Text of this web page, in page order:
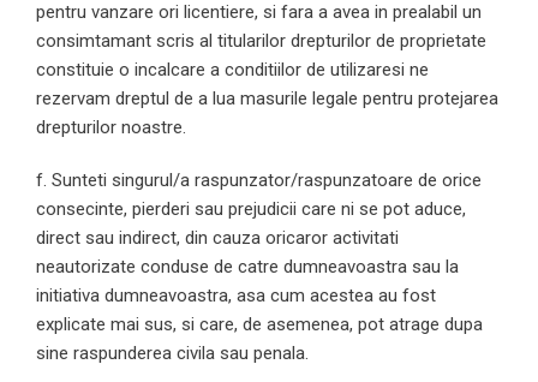
pentru vanzare ori licentiere, si fara a avea in prealabil un
consimtamant scris al titularilor drepturilor de proprietate
constituie o incalcare a conditiilor de utilizaresi ne
rezervam dreptul de a lua masurile legale pentru protejarea
drepturilor noastre.
f. Sunteti singurul/a raspunzator/raspunzatoare de orice
consecinte, pierderi sau prejudicii care ni se pot aduce,
direct sau indirect, din cauza oricaror activitati
neautorizate conduse de catre dumneavoastra sau la
initiativa dumneavoastra, asa cum acestea au fost
explicate mai sus, si care, de asemenea, pot atrage dupa
sine raspunderea civila sau penala.